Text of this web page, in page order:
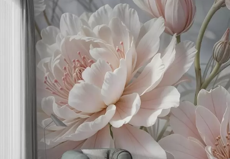
Materiais disponíveis
Standard
27.00€ /m²
Premium
.00€/m²
Vinil Premium
.00 .00 /m²